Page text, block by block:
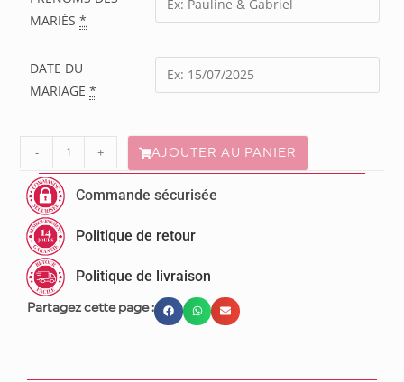
MARIÉS *
DATE DU
MARIAGE *
- + AJOUTER AU PANIER
Commande sécurisée
Politique de retour
Politique de livraison
Partagez cette page :